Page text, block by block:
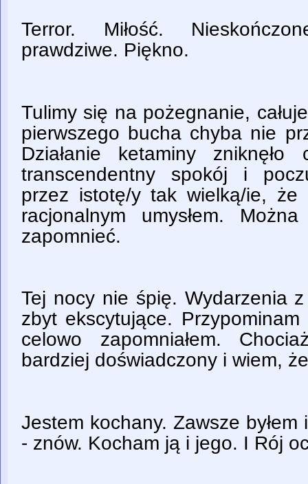
Terror. Miłość.
prawdziwe. Piękno.
Tulimy się na pożegnanie,
pierwszego bucha chyba nie
Działanie ketaminy zniknęło
transcendentny spokój i
przez istotę/y tak wielką/ie,
racjonalnym umysłem.
zapomnieć.
Tej nocy nie śpię. Wydarzenia
zbyt ekscytujące.
celowo zapomniałem.
bardziej doświadczony i wiem,
Jestem kochany. Zawsze
- znów. Kocham ją i jego. I Rój